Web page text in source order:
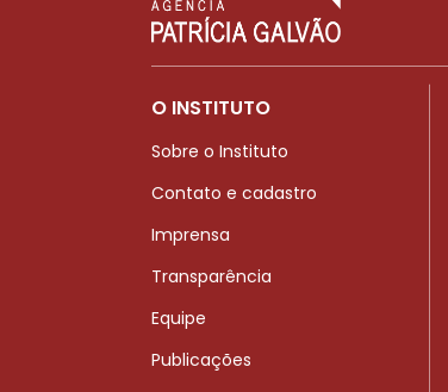
O INSTITUTO
Sobre o Instituto
Contato e cadastro
Imprensa
Transparência
Equipe
Publicações